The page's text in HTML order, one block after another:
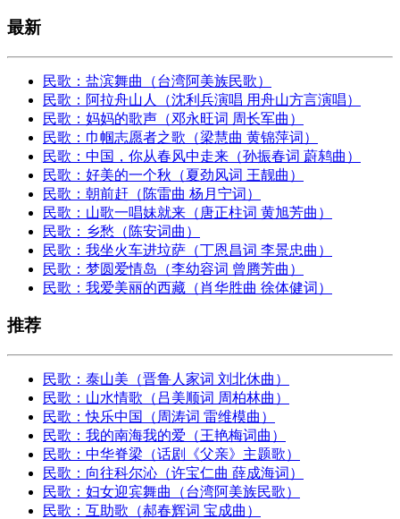
最新
民歌：盐滨舞曲（台湾阿美族民歌）
民歌：阿拉舟山人（沈利兵演唱 用舟山方言演唱）
民歌：妈妈的歌声（邓永旺词 周长军曲）
民歌：巾帼志愿者之歌（梁慧曲 黄锦萍词）
民歌：中国，你从春风中走来（孙振春词 蔚鸫曲）
民歌：好美的一个秋（夏劲风词 王靓曲）
民歌：朝前赶（陈雷曲 杨月宁词）
民歌：山歌一唱妹就来（唐正柱词 黄旭芳曲）
民歌：乡愁（陈安词曲）
民歌：我坐火车进垃萨（丁恩昌词 李景忠曲）
民歌：梦圆爱情岛（李幼容词 曾腾芳曲）
民歌：我爱美丽的西藏（肖华胜曲 徐体健词）
推荐
民歌：泰山美（晋鲁人家词 刘北休曲）
民歌：山水情歌（吕美顺词 周柏林曲）
民歌：快乐中国（周涛词 雷维模曲）
民歌：我的南海我的爱（王艳梅词曲）
民歌：中华脊梁（话剧《父亲》主题歌）
民歌：向往科尔沁（许宝仁曲 薛成海词）
民歌：妇女迎宾舞曲（台湾阿美族民歌）
民歌：互助歌（郝春辉词 宝成曲）